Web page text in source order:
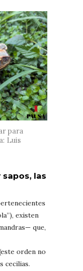
para
Luis
sapos, las
existen
que,
orden no
cecilias.